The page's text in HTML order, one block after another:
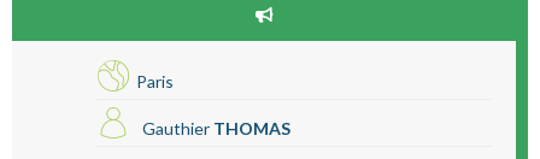
Paris
Gauthier THOMAS